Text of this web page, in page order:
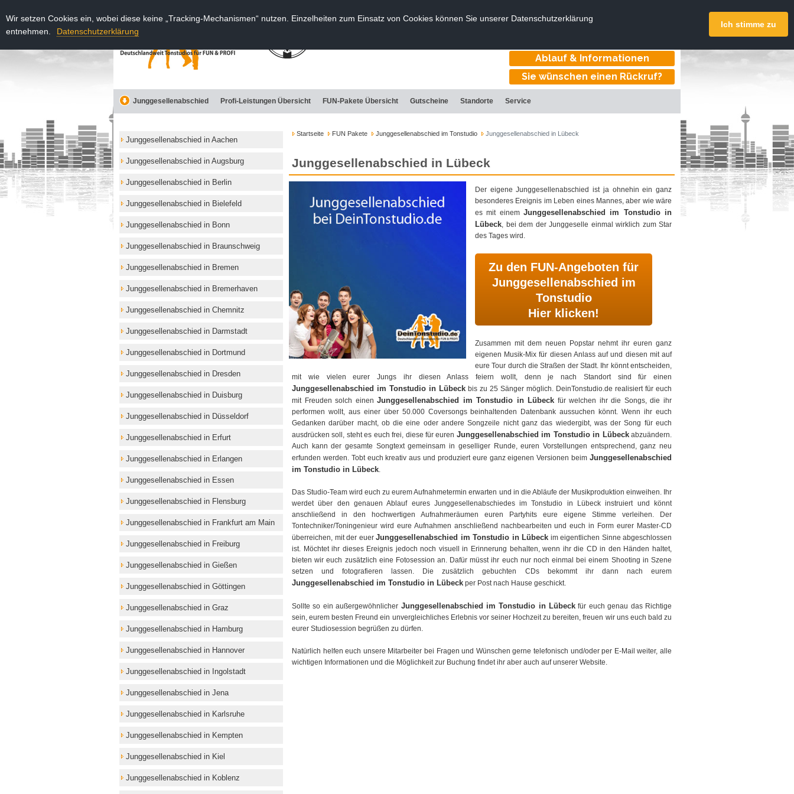
Wir setzen Cookies ein, wobei diese keine „Tracking-Mechanismen“ nutzen. Einzelheiten zum Einsatz von Cookies können Sie unserer Datenschutzerklärung
entnehmen.
Datenschutzerklärung
Ich stimme zu
DeinTonstudio.de
Tonstudios deutschlandweit
Ablauf & Informationen
Sie wünschen einen Rückruf?
Junggesellenabschied Profi-Leistungen Übersicht FUN-Pakete Übersicht Gutscheine Standorte Service
Startseite FUN Pakete Junggesellenabschied im Tonstudio Junggesellenabschied in Lübeck
Junggesellenabschied in Lübeck
Der eigene Junggesellenabschied ist ja ohnehin ein ganz
besonderes Ereignis im Leben eines Mannes, aber wie wäre
es mit einem Junggesellenabschied im Tonstudio in
Lübeck, bei dem der Junggeselle einmal wirklich zum Star
des Tages wird.
Zu den FUN-Angeboten für
Junggesellenabschied im
Tonstudio
Hier klicken!
Zusammen mit dem neuen Popstar nehmt ihr euren ganz
eigenen Musik-Mix für diesen Anlass auf und diesen mit auf
eure Tour durch die Straßen der Stadt. Ihr könnt entscheiden,
mit wie vielen eurer Jungs ihr diesen Anlass feiern wollt, denn je nach Standort sind für einen
Junggesellenabschied im Tonstudio in Lübeck bis zu 25 Sänger möglich. DeinTonstudio.de realisiert für euch
mit Freuden solch einenJunggesellenabschied im Tonstudio in Lübeck für welchen ihr die Songs, die ihr
performen wollt, aus einer über 50.000 Coversongs beinhaltenden Datenbank aussuchen könnt. Wenn ihr euch
Gedanken darüber macht, ob die eine oder andere Songzeile nicht ganz das wiedergibt, was der Song für euch
ausdrücken soll, steht es euch frei, diese für euren Junggesellenabschied im Tonstudio in Lübeckabzuändern.
Auch kann der gesamte Songtext gemeinsam in geselliger Runde, euren Vorstellungen entsprechend, ganz neu
erfunden werden. Tobt euch kreativ aus und produziert eure ganz eigenen Versionen beim Junggesellenabschied
im Tonstudio in Lübeck.
Das Studio-Team wird euch zu eurem Aufnahmetermin erwarten und in die Abläufe der Musikproduktion einweihen. Ihr
werdet über den genauen Ablauf eures Junggesellenabschiedes im Tonstudio in Lübeck instruiert und könnt
anschließend in den hochwertigen Aufnahmeräumen euren Partyhits eure eigene Stimme verleihen. Der
Tontechniker/Toningenieur wird eure Aufnahmen anschließend nachbearbeiten und euch in Form eurer Master-CD
überreichen, mit der euer Junggesellenabschied im Tonstudio in Lübeck im eigentlichen Sinne abgeschlossen
ist. Möchtet ihr dieses Ereignis jedoch noch visuell in Erinnerung behalten, wenn ihr die CD in den Händen haltet,
bieten wir euch zusätzlich eine Fotosession an. Dafür müsst ihr euch nur noch einmal bei einem Shooting in Szene
setzen und fotografieren lassen. Die zusätzlich gebuchten CDs bekommt ihr dann nach eurem
Junggesellenabschied im Tonstudio in Lübeck per Post nach Hause geschickt.
Sollte so ein außergewöhnlicher Junggesellenabschied im Tonstudio in Lübeck für euch genau das Richtige
sein, eurem besten Freund ein unvergleichliches Erlebnis vor seiner Hochzeit zu bereiten, freuen wir uns euch bald zu
eurer Studiosession begrüßen zu dürfen.
Natürlich helfen euch unsere Mitarbeiter bei Fragen und Wünschen gerne telefonisch und/oder per E-Mail weiter, alle
wichtigen Informationen und die Möglichkeit zur Buchung findet ihr aber auch auf unserer Website.
Junggesellenabschied in Aachen
Junggesellenabschied in Augsburg
Junggesellenabschied in Berlin
Junggesellenabschied in Bielefeld
Junggesellenabschied in Bonn
Junggesellenabschied in Braunschweig
Junggesellenabschied in Bremen
Junggesellenabschied in Bremerhaven
Junggesellenabschied in Chemnitz
Junggesellenabschied in Darmstadt
Junggesellenabschied in Dortmund
Junggesellenabschied in Dresden
Junggesellenabschied in Duisburg
Junggesellenabschied in Düsseldorf
Junggesellenabschied in Erfurt
Junggesellenabschied in Erlangen
Junggesellenabschied in Essen
Junggesellenabschied in Flensburg
Junggesellenabschied in Frankfurt am Main
Junggesellenabschied in Freiburg
Junggesellenabschied in Gießen
Junggesellenabschied in Göttingen
Junggesellenabschied in Graz
Junggesellenabschied in Hamburg
Junggesellenabschied in Hannover
Junggesellenabschied in Ingolstadt
Junggesellenabschied in Jena
Junggesellenabschied in Karlsruhe
Junggesellenabschied in Kempten
Junggesellenabschied in Kiel
Junggesellenabschied in Koblenz